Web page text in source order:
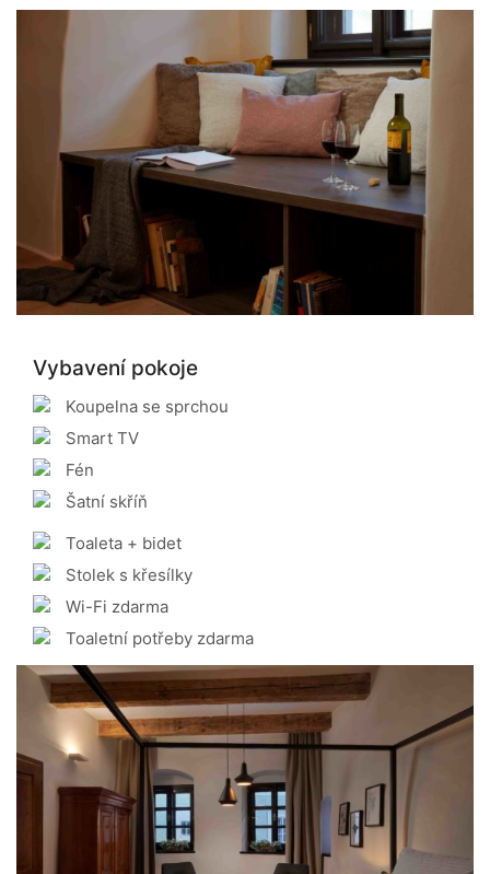
Vybavení pokoje
Koupelna se sprchou
Smart TV
Fén
Šatní skříň
Toaleta + bidet
Stolek s křesílky
Wi-Fi zdarma
Toaletní potřeby zdarma